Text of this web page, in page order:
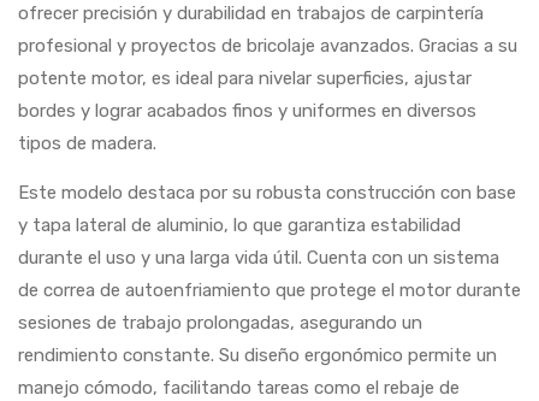
ofrecer precisión y durabilidad en trabajos de carpintería
profesional y proyectos de bricolaje avanzados. Gracias a su
potente motor, es ideal para nivelar superficies, ajustar
bordes y lograr acabados finos y uniformes en diversos
tipos de madera.
Este modelo destaca por su robusta construcción con base
y tapa lateral de aluminio, lo que garantiza estabilidad
durante el uso y una larga vida útil. Cuenta con un sistema
de correa de autoenfriamiento que protege el motor durante
sesiones de trabajo prolongadas, asegurando un
rendimiento constante. Su diseño ergonómico permite un
manejo cómodo, facilitando tareas como el rebaje de